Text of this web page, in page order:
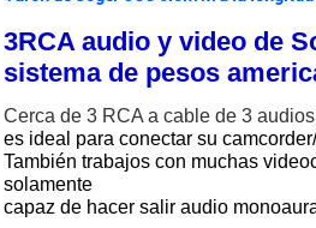
3RCA audio y video de
sistema de pesos
Cerca de 3 RCA a cable de 3
es ideal para conectar su
También trabajos con muchas
solamente
capaz de hacer salir audio